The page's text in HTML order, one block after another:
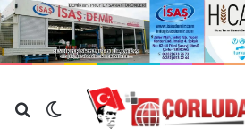
Arama yap ...
Dış görünümü değiştir